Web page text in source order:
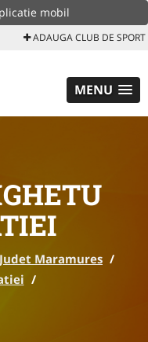
mobil
ADAUGA CLUB DE SPORT
MENU
Judet Maramures /
/